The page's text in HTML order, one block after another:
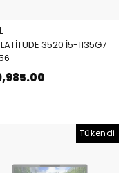
LATİTUDE 3520 İ5-1135G7
Tükendi